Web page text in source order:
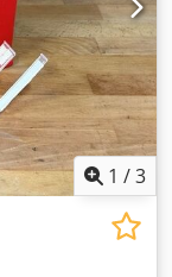
1 /3